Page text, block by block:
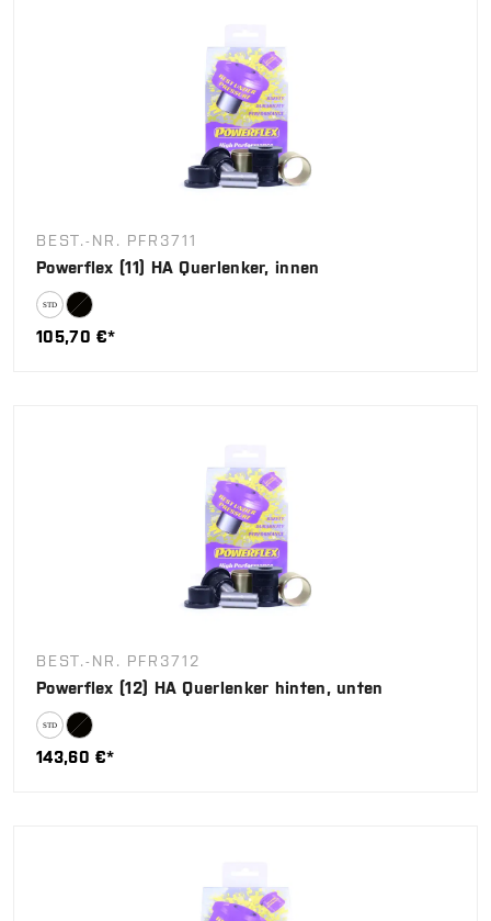
BEST.-NR. PFR3711
Powerflex (11) HA Querlenker, innen
105,70 €*
BEST.-NR. PFR3712
Powerflex (12) HA Querlenker hinten, unten
143,60 €*